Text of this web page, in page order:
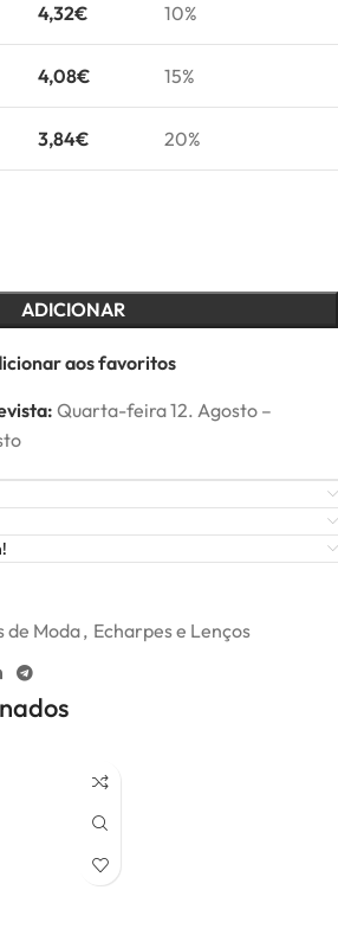
4,32€ 10%
4,08€ 15%
3,84€ 20%
ADICIONAR
aos favoritos
Quarta-feira 12. Agosto –
de Moda, Echarpes e Lenços